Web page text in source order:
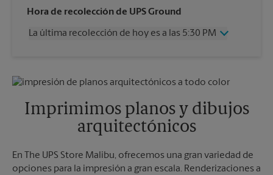
Miércoles
3:45 PM
Viernes
3:45 PM
Lunes
Martes
3:45 PM
Hora de recolección de UPS Ground
La última recolección de hoy es a las 5:30 PM
Viernes
5:30 PM
Sin Recolección
Domingo
Sin Recolección
5:30 PM
Imprimimos planos y dibujos
arquitectónicos
En The UPS Store Malibu, ofrecemos una gran variedad de
opciones para la impresión a gran escala. Renderizaciones a